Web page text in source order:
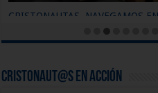
CRISTONAUTAS, NAVEGAMOS
de la Iglesia.
Cristonaut@s en acción